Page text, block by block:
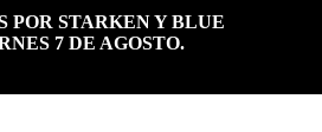
POR STARKEN Y BLUE
7 DE AGOSTO.